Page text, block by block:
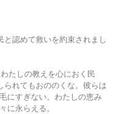
認めて救いを約束されまし
たしの教えを心におく民
られてもおののくな。彼らは
にすぎない。わたしの恵み
に永らえる。